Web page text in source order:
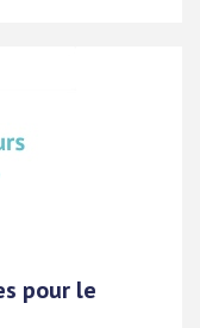
pour le